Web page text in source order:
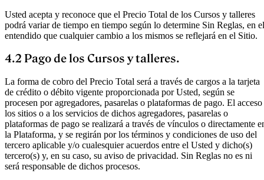
Usted acepta y reconoce que el Precio Total de los Cursos y talleres
podrá variar de tiempo en tiempo según lo determine Sin Reglas, en el
entendido que cualquier cambio a los mismos se reflejará en el Sitio.
4.2 Pago de los Cursos y talleres.
La forma de cobro del Precio Total será a través de cargos a la tarjeta
de crédito o débito vigente proporcionada por Usted, según se
procesen por agregadores, pasarelas o plataformas de pago. El acceso
los sitios o a los servicios de dichos agregadores, pasarelas o
plataformas de pago se realizará a través de vínculos o directamente
la Plataforma, y se regirán por los términos y condiciones de uso del
tercero aplicable y/o cualesquier acuerdos entre el Usted y dicho(s)
tercero(s) y, en su caso, su aviso de privacidad. Sin Reglas no es ni
será responsable de dichos procesos.